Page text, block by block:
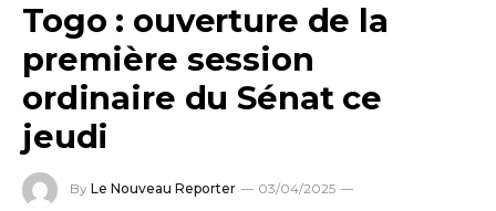
Togo : ouverture de la
première session
ordinaire du Sénat ce
jeudi
By Le Nouveau Reporter 03/04/2025